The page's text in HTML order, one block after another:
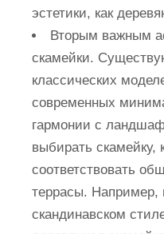
эстетики, как
Вторым важным
скамейки.
классических
современных
гармонии с
выбирать скамейку,
соответствовать
террасы. Например,
скандинавском